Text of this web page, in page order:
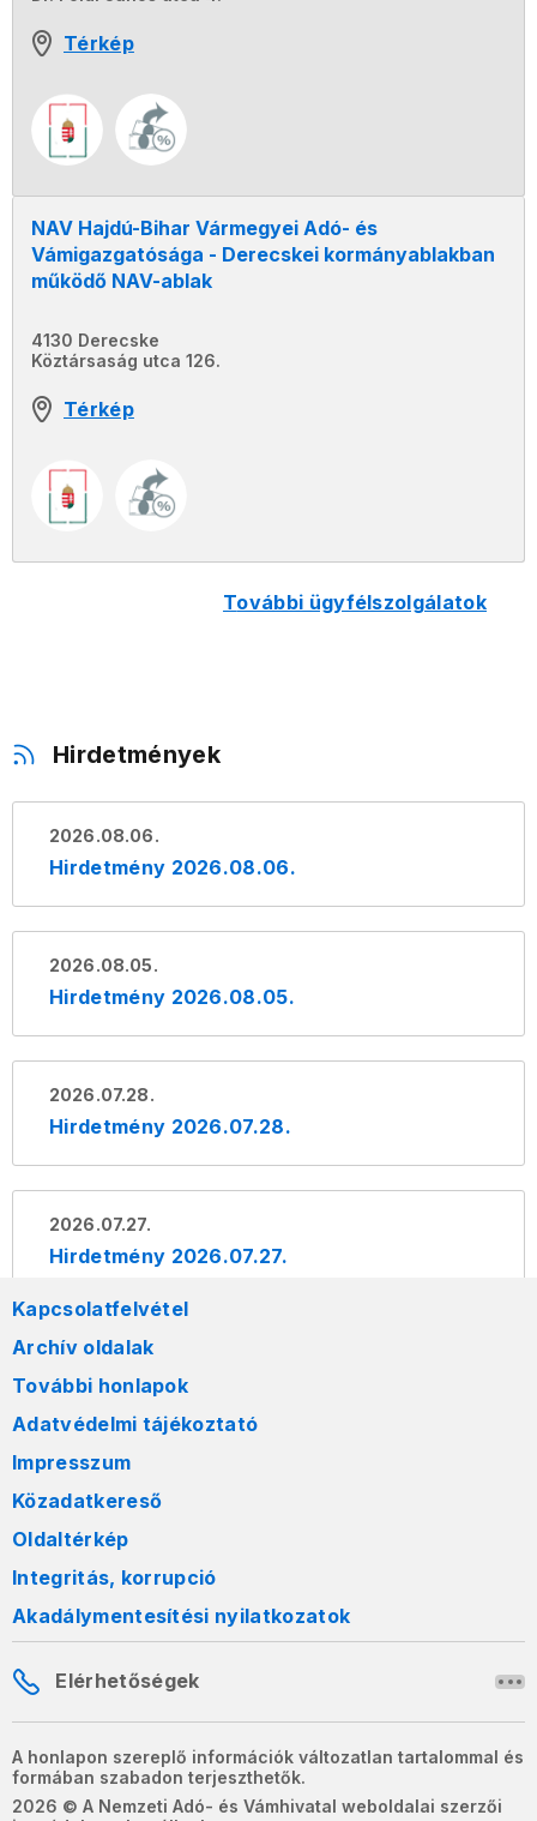
Térkép
NAV Hajdú-Bihar Vármegyei Adó- és
Vámigazgatósága - Derecskei kormányablakban
működő NAV-ablak
4130 Derecske
Köztársaság utca 126.
Térkép
további ügyfélszolgálatok
Hirdetmények
2026.08.06.
Hirdetmény 2026.08.06.
2026.08.05.
Hirdetmény 2026.08.05.
2026.07.28.
Hirdetmény 2026.07.28.
2026.07.27.
Hirdetmény 2026.07.27.
Kapcsolatfelvétel
Archív oldalak
További honlapok
Adatvédelmi tájékoztató
Impresszum
Közadatkereső
Oldaltérkép
Integritás, korrupció
Akadálymentesítési nyilatkozatok
Elérhetőségek
A honlapon szereplő információk változatlan tartalommal és
formában szabadon terjeszthetők.
2026 © A Nemzeti Adó- és Vámhivatal weboldalai szerzői